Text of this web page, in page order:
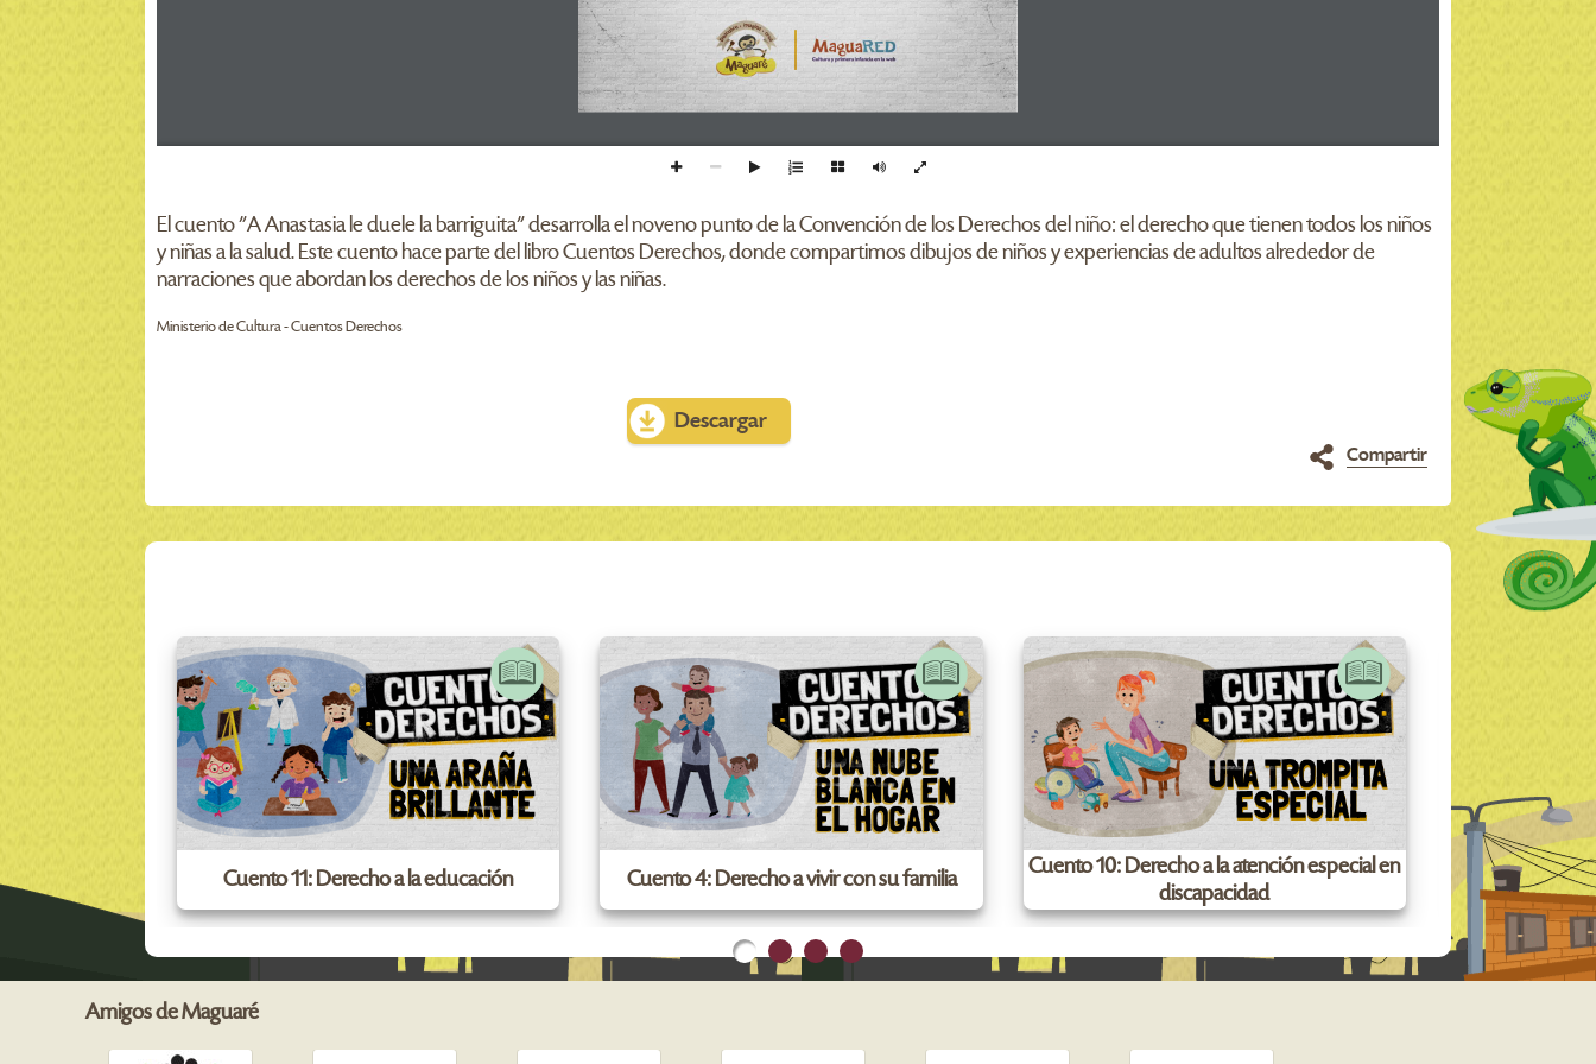
El cuento "A Anastasia le duele la barriguita" desarrolla el noveno punto de la Convención de los Derechos del niño: el derecho que tienen todos los niños
y niñas a la salud. Este cuento hace parte del libro Cuentos Derechos, donde compartimos dibujos de niños y experiencias de adultos alrededor de
narraciones que abordan los derechos de los niños y las niñas.
Ministerio de Cultura - Cuentos Derechos
Descargar
Compartir
Cuento 11: Derecho a la educación Cuento 4: Derecho a vivir con su familia
Cuento 10: Derecho a la atención especial en
discapacidad
Cuento 3:
Amigos de Maguaré